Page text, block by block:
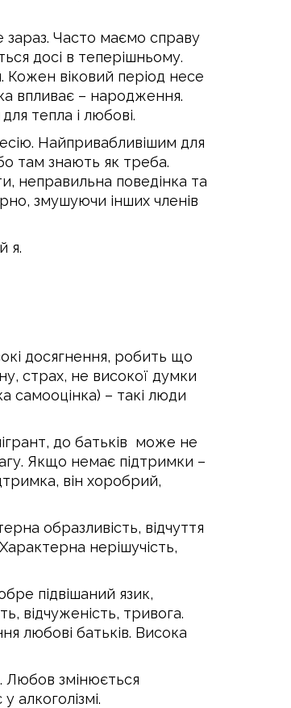
Часто маємо справу
досі в теперішньому.
Кожен віковий період несе
впливає – народження.
тепла і любові.
Найпривабливішим для
там знають як треба.
неправильна поведінка та
змушуючи інших членів
я.
досягнення, робить що
страх, не високої думки
самооцінка) – такі люди
до батьків може не
Якщо немає підтримки –
він хоробрий,
образливість, відчуття
нерішучість,
підвішаний язик,
відчуженість, тривога.
любові батьків. Висока
Любов змінюється
алкоголізмі.